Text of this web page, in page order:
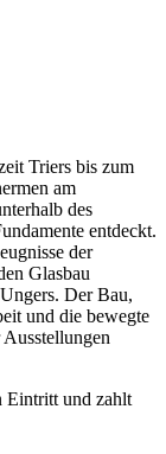
Triers bis zum
am
des
entdeckt.
der
Glasbau
Der Bau,
und die bewegte
Eintritt und zahlt